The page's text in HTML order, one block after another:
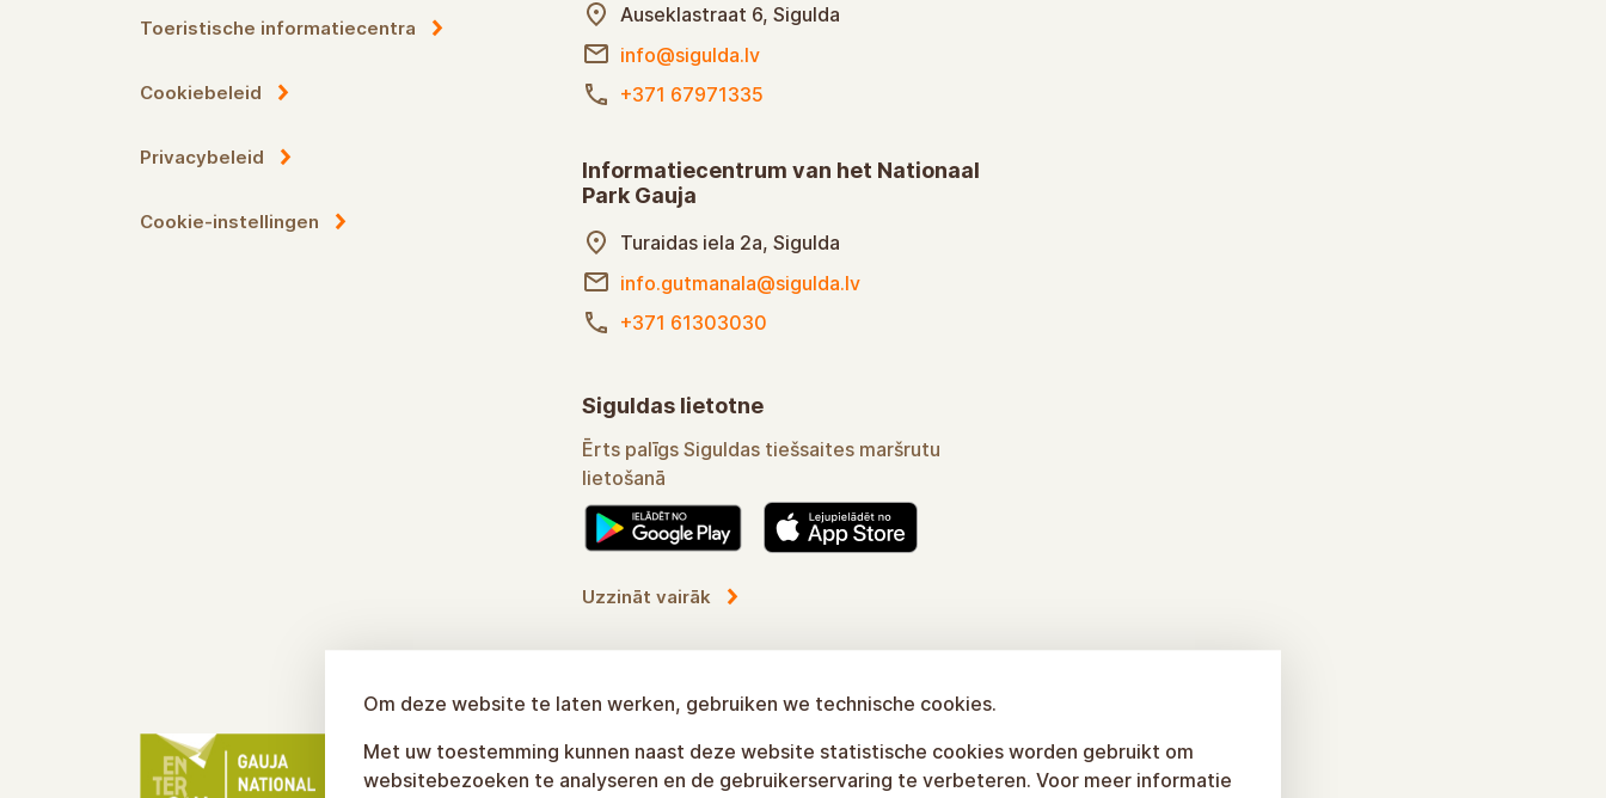
Toeristische informatiecentra
Cookiebeleid
Privacybeleid
Cookie-instellingen
Auseklastraat 6, Sigulda
info@sigulda.lv
+371 67971335
Informatiecentrum van het Nationaal
Park Gauja
Turaidas iela 2a, Sigulda
info.gutmanala@sigulda.lv
+371 61303030
Siguldas lietotne
Ērts palīgs Siguldas tiešsaites maršrutu
lietošanā
Uzzināt vairāk
Om deze website te laten werken, gebruiken we technische cookies.
Met uw toestemming kunnen naast deze website statistische cookies worden gebruikt om
websitebezoeken te analyseren en de gebruikerservaring te verbeteren. Voor meer informatie